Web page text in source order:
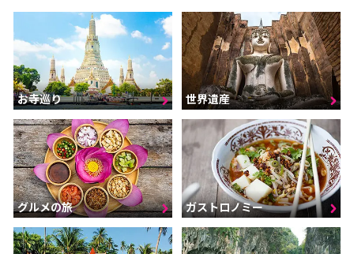
お寺巡り 世界遺産
グルメの旅 ガストロノミー